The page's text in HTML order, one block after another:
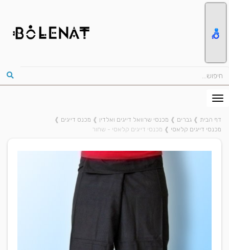
דף הבית ❱ גברים ❱ מכנסי שרוואל דייגים ואלדין ❱ מכנס דייגים ❱
מכנסי דייגים קלאסי ❱ מכנסי דייגים קלאסי - שחור